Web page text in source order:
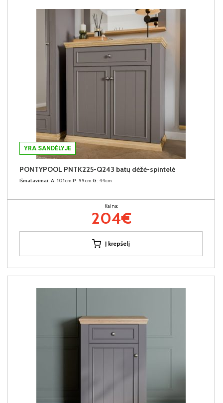
YRA SANDĖLYJE
PONTYPOOL PNTK225-Q243 batų dėžė-spintelė
Išmatavimai: A: 101cm P: 99cm G: 44cm
Kaina:
204€
Į krepšelį